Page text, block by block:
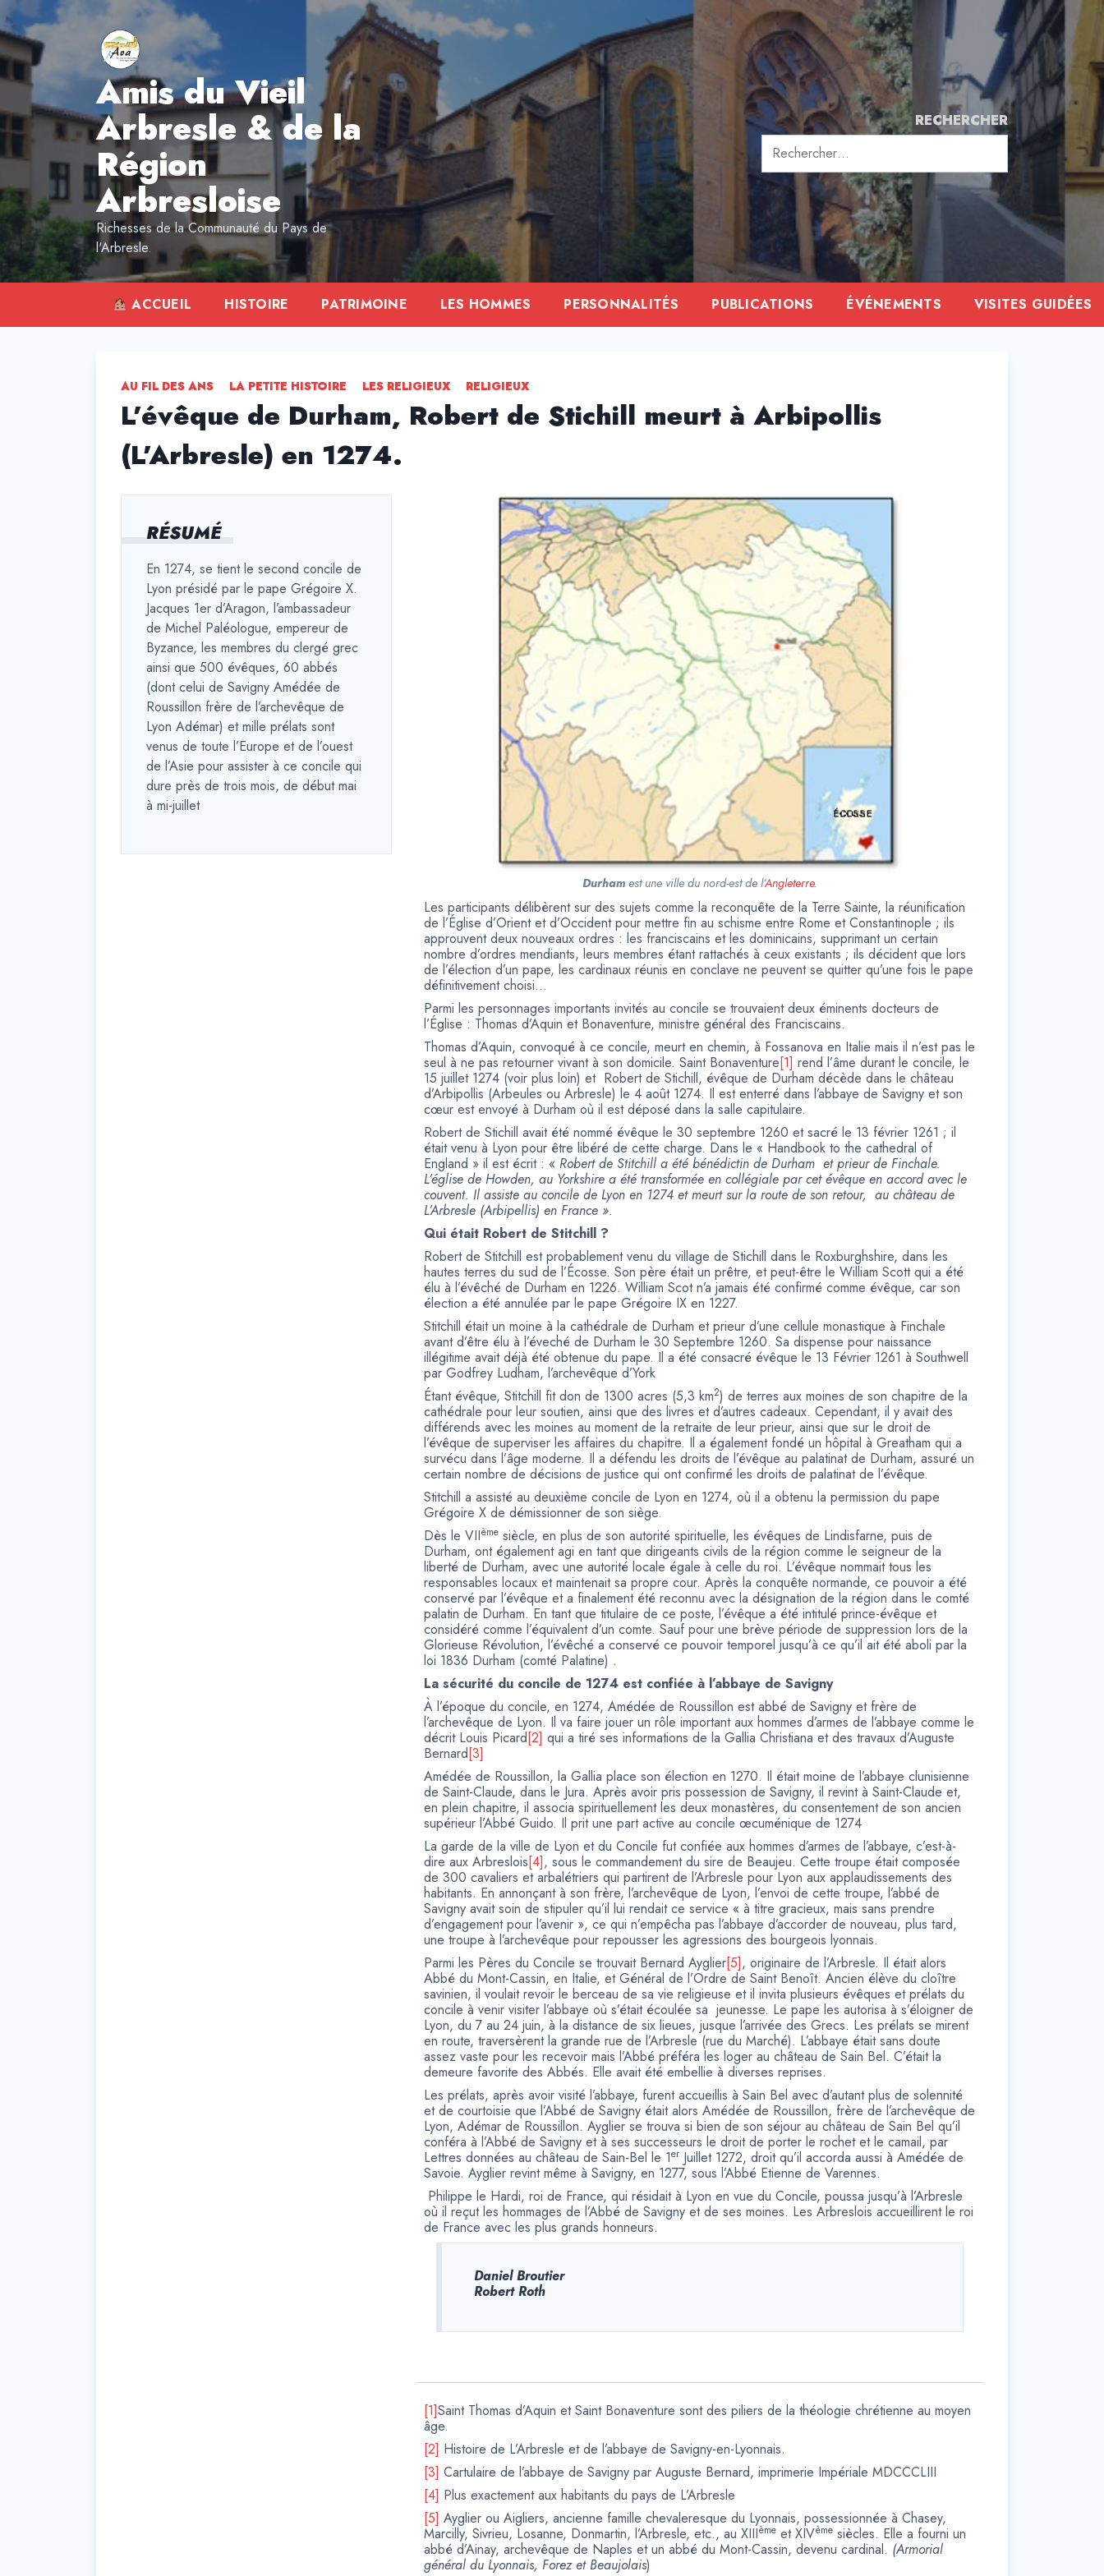
Aller
au
contenu
Amis du Vieil
Arbresle & de la
Région
Arbresloise
Richesses de la Communauté du Pays de
l'Arbresle.
RECHERCHER
Rechercher :
ACCUEIL HISTOIRE PATRIMOINE LES HOMMES PERSONNALITÉS PUBLICATIONS ÉVÉNEMENTS VISITES GUIDÉES
AU FIL DES ANS LA PETITE HISTOIRE LES RELIGIEUX RELIGIEUX
L’évêque de Durham, Robert de Stichill meurt à Arbipollis
(L’Arbresle) en 1274.
RÉSUMÉ
En 1274, se tient le second concile de
Lyon présidé par le pape Grégoire X.
Jacques 1er d’Aragon, l’ambassadeur
de Michel Paléologue, empereur de
Byzance, les membres du clergé grec
ainsi que 500 évêques, 60 abbés
(dont celui de Savigny Amédée de
Roussillon frère de l’archevêque de
Lyon Adémar) et mille prélats sont
venus de toute l’Europe et de l’ouest
de l’Asie pour assister à ce concile qui
dure près de trois mois, de début mai
à mi-juillet
Durham est une ville du nord-est de l’Angleterre.
Les participants délibèrent sur des sujets comme la reconquête de la Terre Sainte, la réunification
de l’Église d’Orient et d’Occident pour mettre fin au schisme entre Rome et Constantinople ; ils
approuvent deux nouveaux ordres : les franciscains et les dominicains, supprimant un certain
nombre d’ordres mendiants, leurs membres étant rattachés à ceux existants ; ils décident que lors
de l’élection d’un pape, les cardinaux réunis en conclave ne peuvent se quitter qu’une fois le pape
définitivement choisi…
Parmi les personnages importants invités au concile se trouvaient deux éminents docteurs de
l’Église : Thomas d’Aquin et Bonaventure, ministre général des Franciscains.
Thomas d’Aquin, convoqué à ce concile, meurt en chemin, à Fossanova en Italie mais il n’est pas le
seul à ne pas retourner vivant à son domicile. Saint Bonaventure[1] rend l’âme durant le concile, le
15 juillet 1274 (voir plus loin) et Robert de Stichill, évêque de Durham décède dans le château
d’Arbipollis (Arbeules ou Arbresle) le 4 août 1274. Il est enterré dans l’abbaye de Savigny et son
cœur est envoyé à Durham où il est déposé dans la salle capitulaire.
Robert de Stichill avait été nommé évêque le 30 septembre 1260 et sacré le 13 février 1261 ; il
était venu à Lyon pour être libéré de cette charge. Dans le « Handbook to the cathedral of
England » il est écrit : « Robert de Stitchill a été bénédictin de Durham et prieur de Finchale.
L’église de Howden, au Yorkshire a été transformée en collégiale par cet évêque en accord avec le
couvent. Il assiste au concile de Lyon en 1274 et meurt sur la route de son retour, au château de
L’Arbresle (Arbipellis) en France ».
Qui était Robert de Stitchill ?
Robert de Stitchill est probablement venu du village de Stichill dans le Roxburghshire, dans les
hautes terres du sud de l’Écosse. Son père était un prêtre, et peut-être le William Scott qui a été
élu à l’évêché de Durham en 1226. William Scot n’a jamais été confirmé comme évêque, car son
élection a été annulée par le pape Grégoire IX en 1227.
Stitchill était un moine à la cathédrale de Durham et prieur d’une cellule monastique à Finchale
avant d’être élu à l’éveché de Durham le 30 Septembre 1260. Sa dispense pour naissance
illégitime avait déjà été obtenue du pape. Il a été consacré évêque le 13 Février 1261 à Southwell
par Godfrey Ludham, l’archevêque d’York
Étant évêque, Stitchill fit don de 1300 acres (5,3 km2) de terres aux moines de son chapitre de la
cathédrale pour leur soutien, ainsi que des livres et d’autres cadeaux. Cependant, il y avait des
différends avec les moines au moment de la retraite de leur prieur, ainsi que sur le droit de
l’évêque de superviser les affaires du chapitre. Il a également fondé un hôpital à Greatham qui a
survécu dans l’âge moderne. Il a défendu les droits de l’évêque au palatinat de Durham, assuré un
certain nombre de décisions de justice qui ont confirmé les droits de palatinat de l’évêque.
Stitchill a assisté au deuxième concile de Lyon en 1274, où il a obtenu la permission du pape
Grégoire X de démissionner de son siège.
Dès le VIIème siècle, en plus de son autorité spirituelle, les évêques de Lindisfarne, puis de
Durham, ont également agi en tant que dirigeants civils de la région comme le seigneur de la
liberté de Durham, avec une autorité locale égale à celle du roi. L’évêque nommait tous les
responsables locaux et maintenait sa propre cour. Après la conquête normande, ce pouvoir a été
conservé par l’évêque et a finalement été reconnu avec la désignation de la région dans le comté
palatin de Durham. En tant que titulaire de ce poste, l’évêque a été intitulé prince-évêque et
considéré comme l’équivalent d’un comte. Sauf pour une brève période de suppression lors de la
Glorieuse Révolution, l’évêché a conservé ce pouvoir temporel jusqu’à ce qu’il ait été aboli par la
loi 1836 Durham (comté Palatine) .
La sécurité du concile de 1274 est confiée à l’abbaye de Savigny
À l’époque du concile, en 1274, Amédée de Roussillon est abbé de Savigny et frère de
l’archevêque de Lyon. Il va faire jouer un rôle important aux hommes d’armes de l’abbaye comme le
décrit Louis Picard[2] qui a tiré ses informations de la Gallia Christiana et des travaux d’Auguste
Bernard[3]
Amédée de Roussillon, la Gallia place son élection en 1270. Il était moine de l’abbaye clunisienne
de Saint-Claude, dans le Jura. Après avoir pris possession de Savigny, il revint à Saint-Claude et,
en plein chapitre, il associa spirituellement les deux monastères, du consentement de son ancien
supérieur l’Abbé Guido. Il prit une part active au concile œcuménique de 1274
La garde de la ville de Lyon et du Concile fut confiée aux hommes d’armes de l’abbaye, c’est-à-
dire aux Arbreslois[4], sous le commandement du sire de Beaujeu. Cette troupe était composée
de 300 cavaliers et arbalétriers qui partirent de l’Arbresle pour Lyon aux applaudissements des
habitants. En annonçant à son frère, l’archevêque de Lyon, l’envoi de cette troupe, l’abbé de
Savigny avait soin de stipuler qu’il lui rendait ce service « à titre gracieux, mais sans prendre
d’engagement pour l’avenir », ce qui n’empêcha pas l’abbaye d’accorder de nouveau, plus tard,
une troupe à l’archevêque pour repousser les agressions des bourgeois lyonnais.
Parmi les Pères du Concile se trouvait Bernard Ayglier[5], originaire de l’Arbresle. Il était alors
Abbé du Mont-Cassin, en Italie, et Général de l’Ordre de Saint Benoît. Ancien élève du cloître
savinien, il voulait revoir le berceau de sa vie religieuse et il invita plusieurs évêques et prélats du
concile à venir visiter l’abbaye où s’était écoulée sa jeunesse. Le pape les autorisa à s’éloigner de
Lyon, du 7 au 24 juin, à la distance de six lieues, jusque l’arrivée des Grecs. Les prélats se mirent
en route, traversèrent la grande rue de l’Arbresle (rue du Marché). L’abbaye était sans doute
assez vaste pour les recevoir mais l’Abbé préféra les loger au château de Sain Bel. C’était la
demeure favorite des Abbés. Elle avait été embellie à diverses reprises.
Les prélats, après avoir visité l’abbaye, furent accueillis à Sain Bel avec d’autant plus de solennité
et de courtoisie que l’Abbé de Savigny était alors Amédée de Roussillon, frère de l’archevêque de
Lyon, Adémar de Roussillon. Ayglier se trouva si bien de son séjour au château de Sain Bel qu’il
conféra à l’Abbé de Savigny et à ses successeurs le droit de porter le rochet et le camail, par
Lettres données au château de Sain-Bel le 1er Juillet 1272, droit qu’il accorda aussi à Amédée de
Savoie. Ayglier revint même à Savigny, en 1277, sous l’Abbé Etienne de Varennes.
Philippe le Hardi, roi de France, qui résidait à Lyon en vue du Concile, poussa jusqu’à l’Arbresle
où il reçut les hommages de l’Abbé de Savigny et de ses moines. Les Arbreslois accueillirent le roi
de France avec les plus grands honneurs.
Daniel Broutier
Robert Roth
[1]Saint Thomas d’Aquin et Saint Bonaventure sont des piliers de la théologie chrétienne au moyen
âge.
[2] Histoire de L’Arbresle et de l’abbaye de Savigny-en-Lyonnais.
[3] Cartulaire de l’abbaye de Savigny par Auguste Bernard, imprimerie Impériale MDCCCLIII
[4] Plus exactement aux habitants du pays de L’Arbresle
[5] Ayglier ou Aigliers, ancienne famille chevaleresque du Lyonnais, possessionnée à Chasey,
Marcilly, Sivrieu, Losanne, Donmartin, l’Arbresle, etc., au XIIIème et XIVème siècles. Elle a fourni un
abbé d’Ainay, archevêque de Naples et un abbé du Mont-Cassin, devenu cardinal. (Armorial
général du Lyonnais, Forez et Beaujolais)